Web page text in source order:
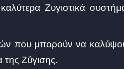
Ζυγιστικά
που μπορούν να
της Ζύγισης.